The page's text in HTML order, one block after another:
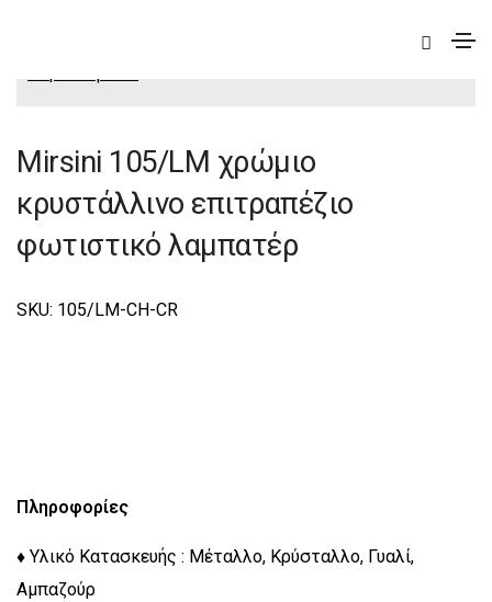
Mirsini 105/LM χρώμιο
κρυστάλλινο επιτραπέζιο
φωτιστικό λαμπατέρ
SKU: 105/LM-CH-CR
Πληροφορίες
♦ Υλικό Κατασκευής : Μέταλλο, Κρύσταλλο, Γυαλί,
Αμπαζούρ